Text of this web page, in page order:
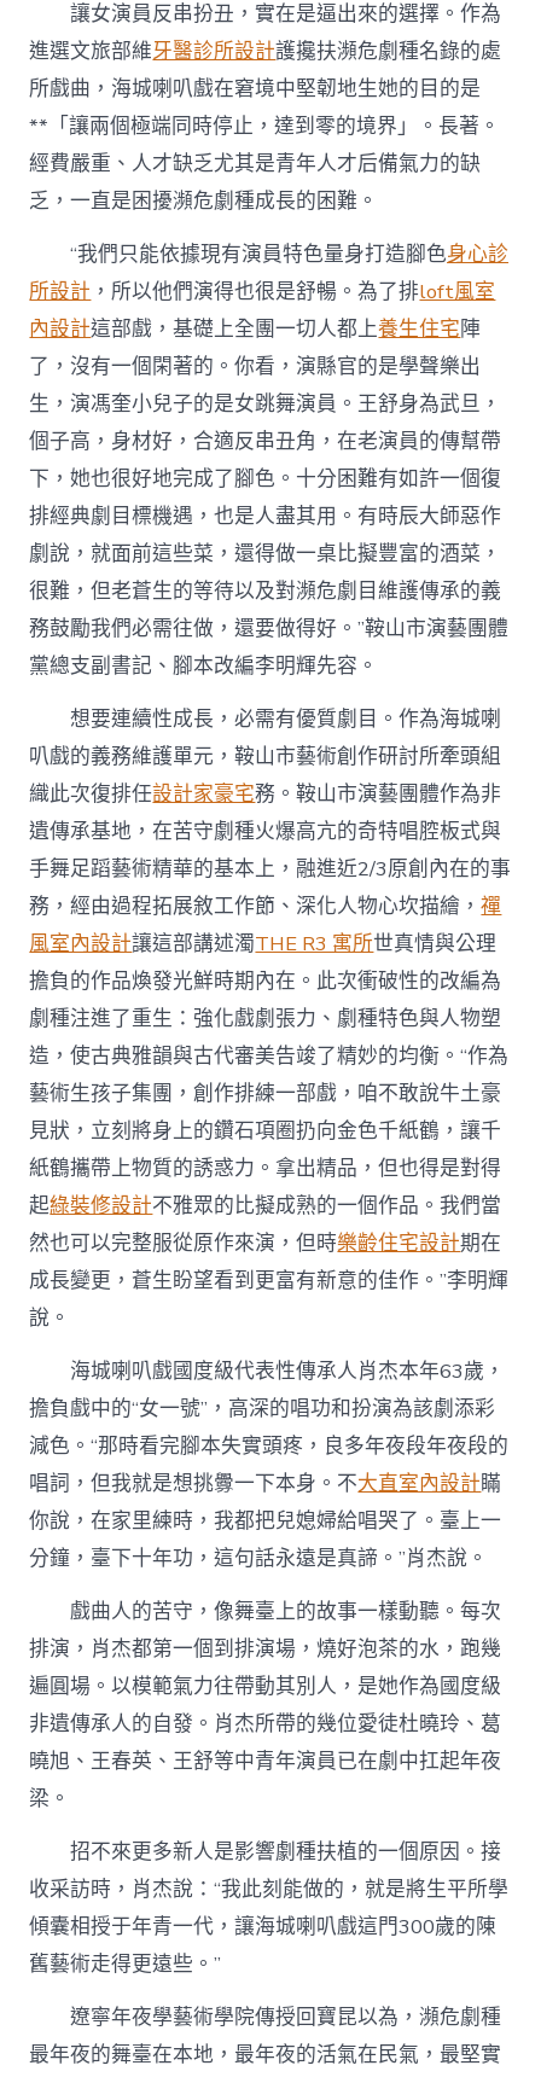
讓女演員反串扮丑，實在是逼出來的選擇。作為
進選文旅部維牙醫診所設計護攙扶瀕危劇種名錄的處
所戲曲，海城喇叭戲在窘境中堅韌地生她的目的是
**「讓兩個極端同時停止，達到零的境界」。長著。
經費嚴重、人才缺乏尤其是青年人才后備氣力的缺
乏，一直是困擾瀕危劇種成長的困難。
“我們只能依據現有演員特色量身打造腳色身心診
所設計 ，所以他們演得也很是舒暢。為了排loft風室
內設計這部戲，基礎上全團一切人都上養生住宅陣
了，沒有一個閑著的。你看，演縣官的是學聲樂出
生，演馮奎小兒子的是女跳舞演員。王舒身為武旦，
個子高，身材好，合適反串丑角，在老演員的傳幫帶
下，她也很好地完成了腳色。十分困難有如許一個復
排經典劇目標機遇，也是人盡其用。有時辰大師惡作
劇說，就面前這些菜，還得做一桌比擬豐富的酒菜，
很難，但老蒼生的等待以及對瀕危劇目維護傳承的義
務鼓勵我們必需往做，還要做得好。”鞍山市演藝團體
黨總支副書記、腳本改編李明輝先容。
想要連續性成長，必需有優質劇目。作為海城喇
叭戲的義務維護單元，鞍山市藝術創作研討所牽頭組
織此次復排任設計家豪宅務。鞍山市演藝團體作為非
遺傳承基地，在苦守劇種火爆高亢的奇特唱腔板式與
手舞足蹈藝術精華的基本上，融進近2/3原創內在的事
務，經由過程拓展敘工作節、深化人物心坎描繪，禪
風室內設計讓這部講述濁THE R3 寓所世真情與公理
擔負的作品煥發光鮮時期內在。此次衝破性的改編為
劇種注進了重生：強化戲劇張力、劇種特色與人物塑
造，使古典雅韻與古代審美告竣了精妙的均衡。“作為
藝術生孩子集團，創作排練一部戲，咱不敢說牛土豪
見狀，立刻將身上的鑽石項圈扔向金色千紙鶴，讓千
紙鶴攜帶上物質的誘惑力。拿出精品，但也得是對得
起綠裝修設計不雅眾的比擬成熟的一個作品。我們當
然也可以完整服從原作來演，但時樂齡住宅設計期在
成長變更，蒼生盼望看到更富有新意的佳作。”李明輝
說。
海城喇叭戲國度級代表性傳承人肖杰本年63歲，
擔負戲中的“女一號”，高深的唱功和扮演為該劇添彩
減色。“那時看完腳本失實頭疼，良多年夜段年夜段的
唱詞，但我就是想挑釁一下本身。不大直室內設計瞞
你說，在家里練時，我都把兒媳婦給唱哭了。臺上一
分鐘，臺下十年功，這句話永遠是真諦。”肖杰說。
戲曲人的苦守，像舞臺上的故事一樣動聽。每次
排演，肖杰都第一個到排演場，燒好泡茶的水，跑幾
遍圓場。以模範氣力往帶動其別人，是她作為國度級
非遺傳承人的自發。肖杰所帶的幾位愛徒杜曉玲、葛
曉旭、王春英、王舒等中青年演員已在劇中扛起年夜
梁。
招不來更多新人是影響劇種扶植的一個原因。接
收采訪時，肖杰說：“我此刻能做的，就是將生平所學
傾囊相授于年青一代，讓海城喇叭戲這門300歲的陳
舊藝術走得更遠些。”
遼寧年夜學藝術學院傳授回寶昆以為，瀕危劇種
最年夜的舞臺在本地，最年夜的活氣在民氣，最堅實